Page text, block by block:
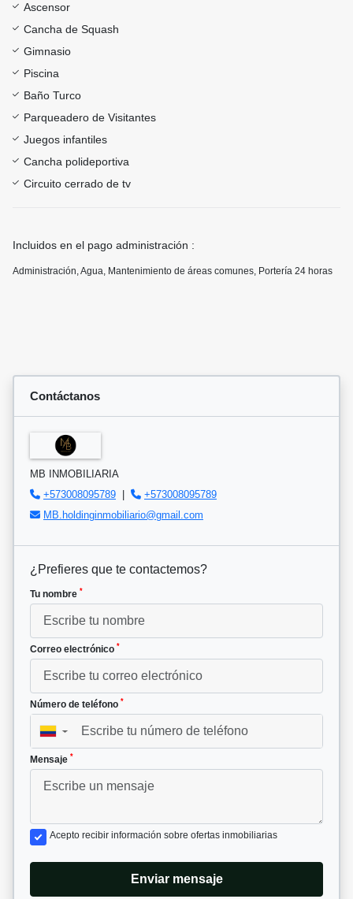
Ascensor
Cancha de Squash
Gimnasio
Piscina
Baño Turco
Parqueadero de Visitantes
Juegos infantiles
Cancha polideportiva
Circuito cerrado de tv
Incluidos en el pago administración :
Administración, Agua, Mantenimiento de áreas comunes, Portería 24 horas
Contáctanos
MB INMOBILIARIA
+573008095789 |
+573008095789
MB.holdinginmobiliario@gmail.com
¿Prefieres que te contactemos?
Tu nombre *
Correo electrónico *
Número de teléfono *
▼
Mensaje *
Acepto recibir información sobre ofertas inmobiliarias
Enviar mensaje